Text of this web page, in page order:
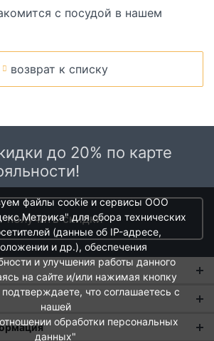
с посудой в нашем
возврат к списку
до 20% по карте
получить скидки
файлы cookie и сервисы ООО
для сбора технических
(данные об IP-адресе,
и др.), обеспечения
и улучшения работы данного
на сайте и/или нажимая кнопку
что соглашаетесь с
нашей
обработки персональных
данных"